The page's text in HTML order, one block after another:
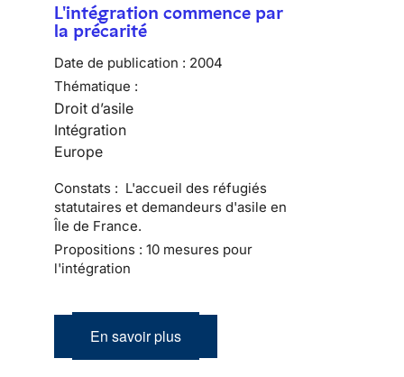
L'intégration commence par
la précarité
Date de publication : 2004
Thématique :
Droit d’asile
Intégration
Europe
Constats : L'accueil des réfugiés
statutaires et demandeurs d'asile en
Île de France.
Propositions : 10 mesures pour
l'intégration
En savoir plus